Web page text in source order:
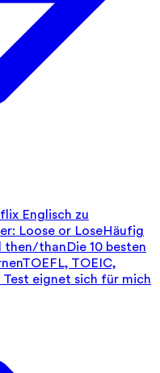
Englisch zu
Loose or LoseHäufig
then/thanDie 10 besten
TOEFL, TOEIC,
eignet sich für mich